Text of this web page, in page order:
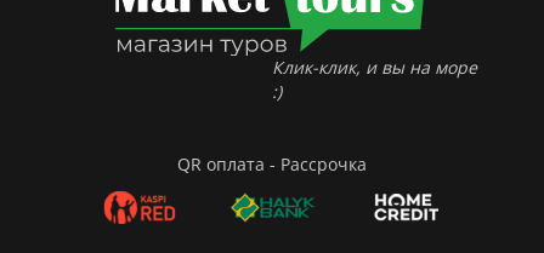
Клик-клик, и вы на море
:)
QR оплата - Рассрочка